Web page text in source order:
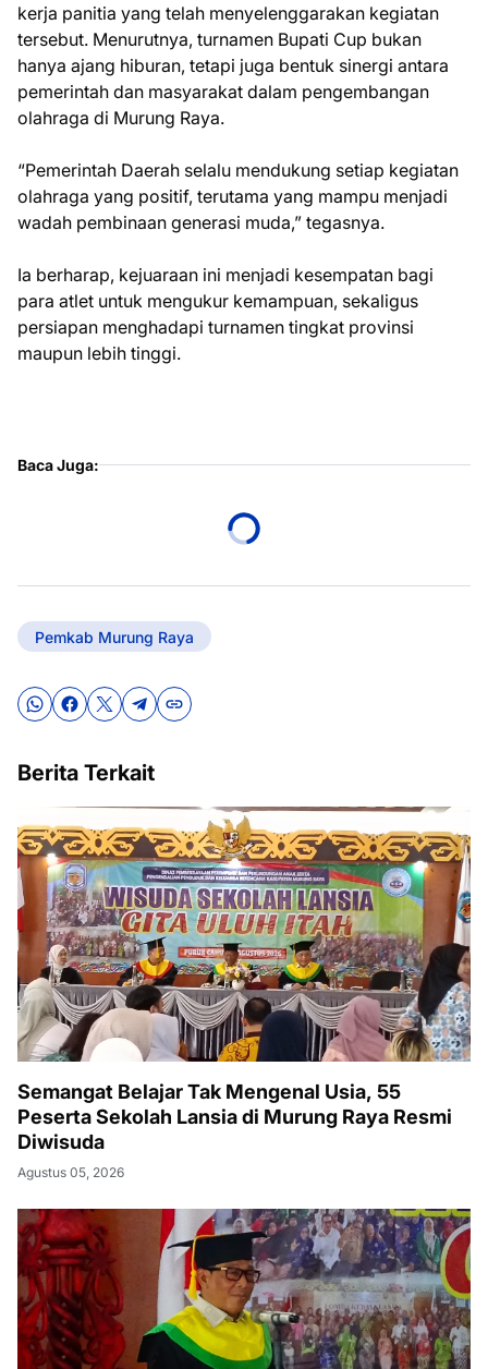
kerja panitia yang telah menyelenggarakan kegiatan
tersebut. Menurutnya, turnamen Bupati Cup bukan
hanya ajang hiburan, tetapi juga bentuk sinergi antara
pemerintah dan masyarakat dalam pengembangan
olahraga di Murung Raya.
“Pemerintah Daerah selalu mendukung setiap kegiatan
olahraga yang positif, terutama yang mampu menjadi
wadah pembinaan generasi muda,” tegasnya.
Ia berharap, kejuaraan ini menjadi kesempatan bagi
para atlet untuk mengukur kemampuan, sekaligus
persiapan menghadapi turnamen tingkat provinsi
maupun lebih tinggi.
Baca Juga:
Pemkab Murung Raya
Berita Terkait
Semangat Belajar Tak Mengenal Usia, 55
Peserta Sekolah Lansia di Murung Raya Resmi
Diwisuda
Agustus 05, 2026